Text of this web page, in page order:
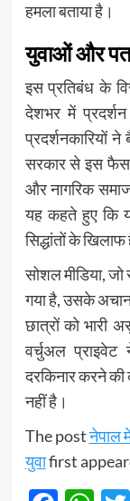
हमला बताया है।
युवाओं और
इस प्रतिबंध के
देशभर में
प्रदर्शनकारियों
सरकार से इस
और नागरिक
यह कहते हुए कि
सिद्धांतों के खिलाफ
सोशल मीडिया,
गया है, उसके
छात्रों को भारी
वर्चुअल
दरकिनार करने
नहीं है।
The postनेपाल
युवाfirst